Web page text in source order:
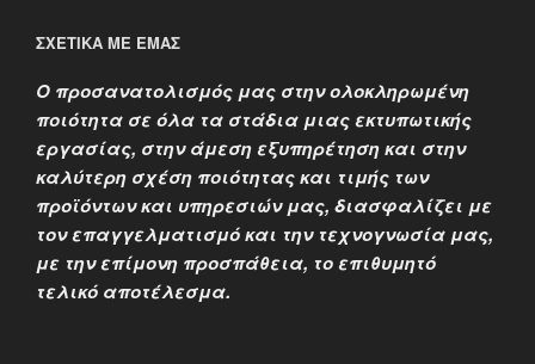
ΣΧΕΤΙΚΑ ΜΕ ΕΜΑΣ
Ο προσανατολισμός μας στην ολοκληρωμένη
ποιότητα σε όλα τα στάδια μιας εκτυπωτικής
εργασίας, στην άμεση εξυπηρέτηση και στην
καλύτερη σχέση ποιότητας και τιμής των
προϊόντων και υπηρεσιών μας, διασφαλίζει με
τον επαγγελματισμό και την τεχνογνωσία μας,
με την επίμονη προσπάθεια, το επιθυμητό
τελικό αποτέλεσμα.